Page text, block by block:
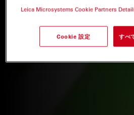
Leica Microsystems Cookie Partners
Cookie 設定 すべ